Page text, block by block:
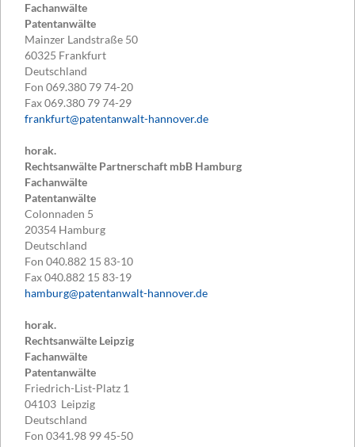
Fachanwälte
Patentanwälte
Mainzer Landstraße 50
60325 Frankfurt
Deutschland
Fon 069.380 79 74-20
Fax069.380 79 74-29
frankfurt@patentanwalt-hannover.de
horak.
Rechtsanwälte Partnerschaft mbB Hamburg
Fachanwälte
Patentanwälte
Colonnaden 5
20354 Hamburg
Deutschland
Fon 040.882 15 83-10
Fax040.882 15 83-19
hamburg@patentanwalt-hannover.de
horak.
Rechtsanwälte Leipzig
Fachanwälte
Patentanwälte
Friedrich-List-Platz 1
04103 Leipzig
Deutschland
Fon 0341.98 99 45-50